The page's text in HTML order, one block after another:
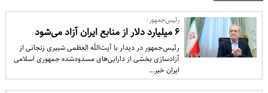
رئیس‌جمهور:
۶ میلیارد دلار از منابع ایران آزاد می‌شود
رئیس‌جمهور در دیدار با آیت‌الله العظمی شبیری زنجانی از
آزادسازی بخشی از دارایی‌های مسدودشده جمهوری اسلامی
ایران خبر…